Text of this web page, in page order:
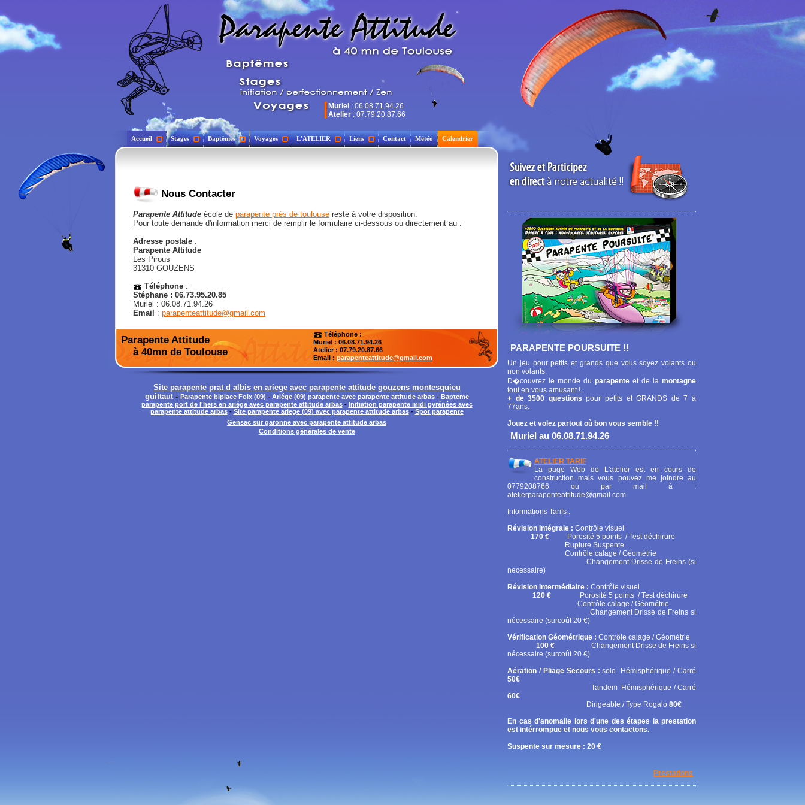
Muriel : 06.08.71.94.26
Atelier : 07.79.20.87.66
Accueil Stages Baptêmes Voyages L'ATELIER Liens Contact Météo Calendrier
Nous Contacter
Parapente Attitude école de parapente prés de toulouse reste à votre disposition.
Pour toute demande d'information merci de remplir le formulaire ci-dessous ou directement au :
Adresse postale :
Parapente Attitude
Les Pirous
31310 GOUZENS
Téléphone :
Stéphane : 06.73.95.20.85
Muriel : 06.08.71.94.26
Email
: parapenteattitude@gmail.com
Parapente Attitude
à 40mn de Toulouse
Téléphone :
Muriel : 06.08.71.94.26
Atelier: 07.79.20.87.66
Email : parapenteattitude@gmail.com
Site parapente prat d albis en ariege avec parapente attitude gouzens montesquieu
guittaut- Parapente biplace Foix (09) - Ariége (09) parapente avec parapente attitude arbas- Bapteme
parapente port de l'hers en ariége avec parapente attitude arbas- Initiation parapente midi pyrénées avec
parapente attitude arbas- Site parapente ariege (09) avec parapente attitude arbas- Spot parapente
Gensac sur garonne avec parapente attitude arbas
Conditions générales de vente
PARAPENTE POURSUITE !!
Un jeu pour petits et grands que vous soyez volants ou
non volants.
D�couvrez le monde du parapente et de la montagne
tout en vous amusant !.
+ de 3500 questions pour petits et GRANDS de 7 à
77ans.
Jouez et volez partout où bon vous semble !!
Muriel au 06.08.71.94.26
ATELIER TARIF
La page Web de L'atelier est en cours de
construction mais vous pouvez me joindre au
0779208766 ou par mail à :
atelierparapenteattitude@gmail.com
Informations Tarifs :
Révision Intégrale : Contrôle visuel
170 € Porosité 5 points / Test déchirure
Rupture Suspente
Contrôle calage / Géométrie
Changement Drisse de Freins (si
necessaire)
Révision Intermédiaire : Contrôle visuel
120 € Porosité 5 points / Test déchirure
Contrôle calage / Géométrie
Changement Drisse de Freins si
nécessaire (surcoût 20 €)
Vérification Géométrique : Contrôle calage / Géométrie
100 € Changement Drisse de Freins si
nécessaire (surcoût 20 €)
Aération / Pliage Secours :solo
Hémisphérique / Carré
50€
Tandem Hémisphérique / Carré
60€
Dirigeable / Type Rogalo 80€
En cas d'anomalie lors d'une des étapes la prestation
est intérrompue et nous vous contactons.
Suspente sur mesure : 20 €
Prestations